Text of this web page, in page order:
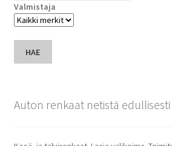
Valmistaja
HAE
Auton renkaat netistä edullisesti